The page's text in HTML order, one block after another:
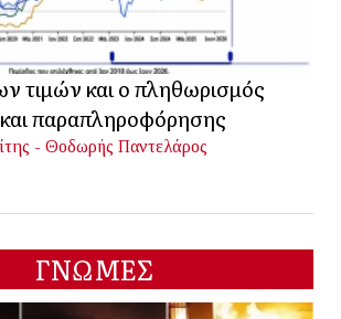
τιμών και ο πληθωρισμός
παραπληροφόρησης
- Θοδωρής Παντελάρος
ΓΝΩΜΕΣ